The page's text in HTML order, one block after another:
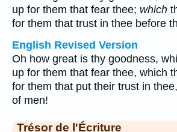
up for them that fear thee; which
for them that trust in thee before
English Revised Version
Oh how great is thy goodness,
up for them that fear thee, which
for them that put their trust in
of men!
Trésor de l'Écriture